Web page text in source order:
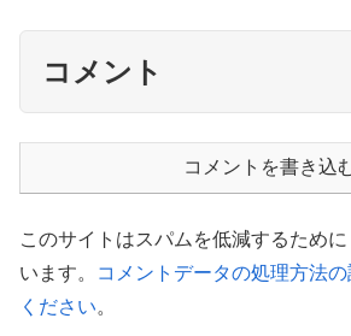
コメント
コメントを書き込
このサイトはスパムを低減するため
います。
コメントデータの処理方法
ください。